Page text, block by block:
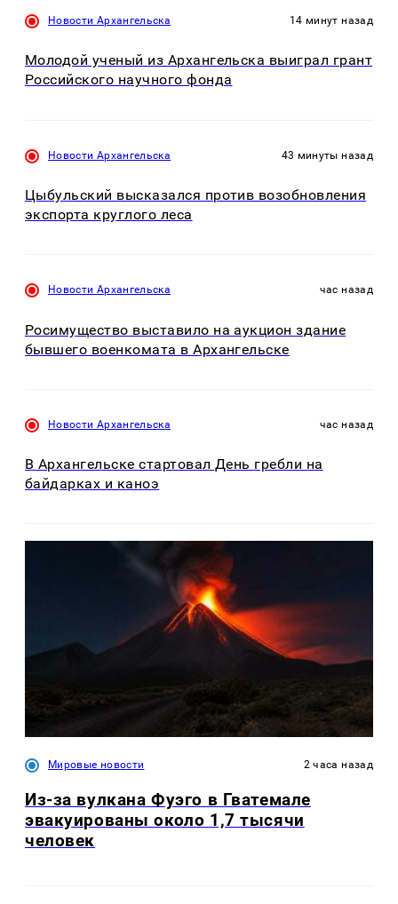
Новости Архангельска 14 минут назад
Молодой ученый из Архангельска выиграл грант
Российского научного фонда
Новости Архангельска 43 минуты назад
Цыбульский высказался против возобновления
экспорта круглого леса
Новости Архангельска час назад
Росимущество выставило на аукцион здание
бывшего военкомата в Архангельске
Новости Архангельска час назад
В Архангельске стартовал День гребли на
байдарках и каноэ
Мировые новости 2 часа назад
Из-за вулкана Фуэго в Гватемале
эвакуированы около 1,7 тысячи
человек